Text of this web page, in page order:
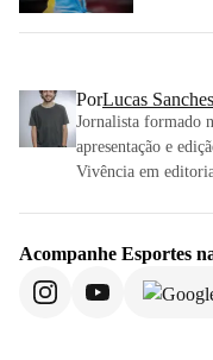
PorLucas Sanches
Jornalista formado
apresentação e
Vivência em
Acompanhe Esportes